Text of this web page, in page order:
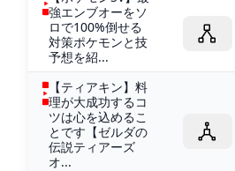
強エンブオーをソ
ロで100%倒せる
対策ポケモンと技
予想を紹...
【ティアキン】料
理が大成功するコ
ツは心を込めるこ
とです【ゼルダの
伝説ティアーズ
オ...